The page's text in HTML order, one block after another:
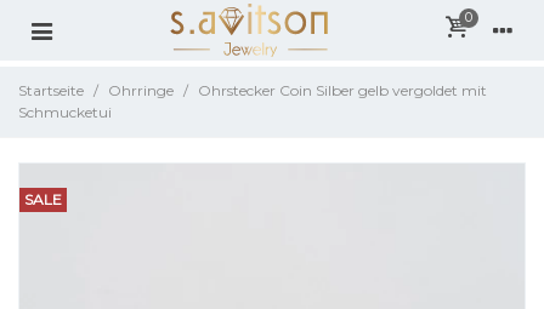
0
Startseite / Ohrringe / Ohrstecker Coin Silber gelb vergoldet mit
Schmucketui
SALE